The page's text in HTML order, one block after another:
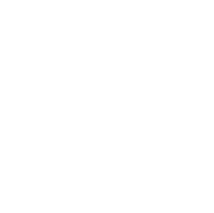
La mayoría de
Kike Salas y
jugado todo por el
García Pimienta
teniendo en